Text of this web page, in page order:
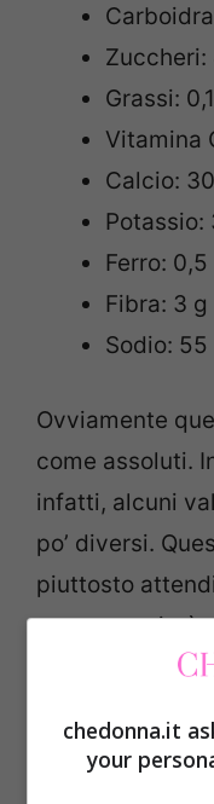
Zuccheri:
Grassi:
Vitamina
Calcio:
Potassio:
Ferro: 0,5
Fibra: 3 g
Sodio: 55
Ovviamente
come assoluti.
infatti, alcuni
po’ diversi.
piuttosto
tante proprietà
Tra le tante
È un
chedonna.it
your